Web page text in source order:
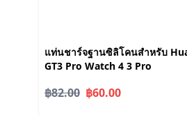
แท่นชาร์จฐานซิลิโคนสําหรับ
GT3 Pro Watch 4 3 Pro
฿82.00 ฿60.00